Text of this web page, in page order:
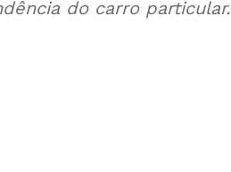
do carro particular.